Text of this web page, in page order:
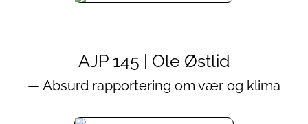
AJP 145 | Ole Østlid
— Absurd rapportering om vær og klima